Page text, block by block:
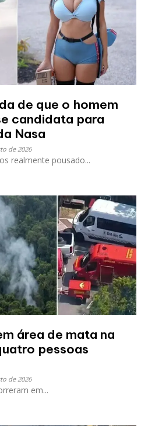
de que o homem
candidata para
Nasa
de 2026
realmente pousado...
área de mata na
pessoas
de 2026
em...